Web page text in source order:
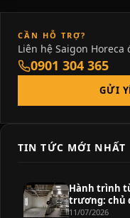
CẦN HỖ TRỢ?
Liên hệ Saigon
0901 304 365
GỬI
TIN TỨC MỚI NHẤT
Hành trình
trương: chủ
11/07/2026